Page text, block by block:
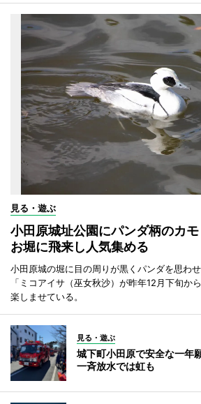
見る・遊ぶ
小田原城址公園にパンダ柄のカ
お堀に飛来し人気集める
小田原城の堀に目の周りが黒くパンダを思わ
「ミコアイサ（巫女秋沙）が昨年12月下旬か
楽しませている。
見る・遊ぶ
城下町小田原で安全な一年
一斉放水では虹も